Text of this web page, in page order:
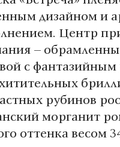
дизайном и
Центр
–
с фантазийным
рубинов
морганит
оттенка весом